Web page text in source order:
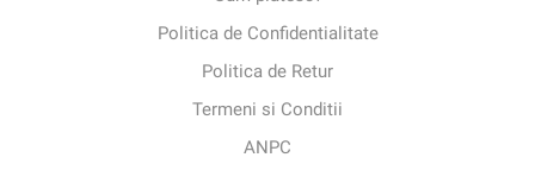
Politica de Confidentialitate
Politica de Retur
Termeni si Conditii
ANPC